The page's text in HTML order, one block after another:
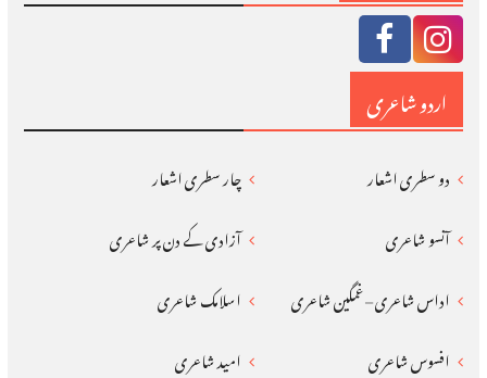
اردو شاعری
دو سطری اشعار
چار سطری اشعار
آنسو شاعری
آزادی کے دن پر شاعری
اداس شاعری – غمگین شاعری
اسلامک شاعری
افسوس شاعری
امید شاعری